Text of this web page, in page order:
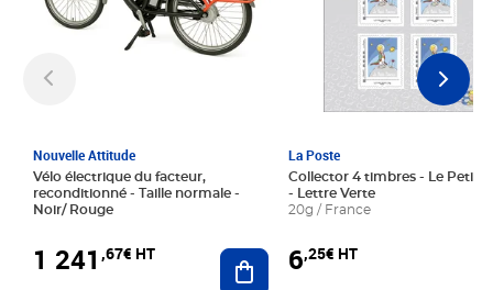
Nouvelle Attitude
Vélo électrique du facteur,
reconditionné - Taille normale -
Noir/ Rouge
1 241 ,67€ HT Ajouter au panier
La Poste
Collector 4 timbres - Le Petit
- Lettre Verte
20g / France
6,25€ HT